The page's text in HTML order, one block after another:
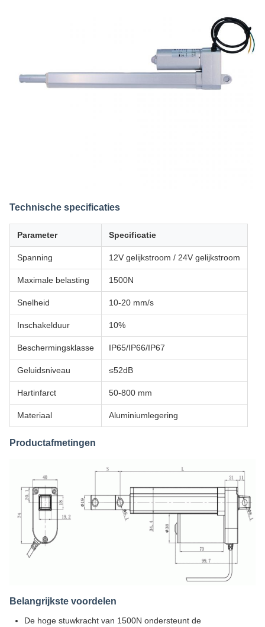
Technische specificaties
Parameter Specificatie
Spanning 12V gelijkstroom / 24V gelijkstroom
Maximale belasting 1500N
Snelheid 10-20 mm/s
Inschakelduur 10%
Beschermingsklasse IP65/IP66/IP67
Geluidsniveau ≤52dB
Hartinfarct 50-800 mm
Materiaal Aluminiumlegering
Productafmetingen
Belangrijkste voordelen
De hoge stuwkracht van 1500N ondersteunt de